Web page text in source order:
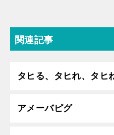
関連記事
タヒる、タヒれ、タヒ
アメーバピグ